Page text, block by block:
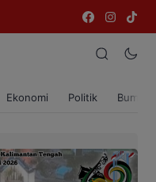
Ekonomi Politik Bumi